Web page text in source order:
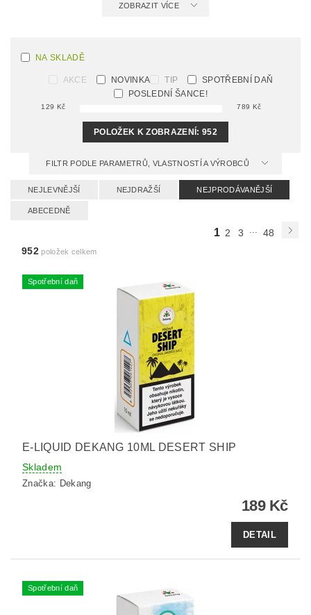
ZOBRAZIT VÍCE
NA SKLADĚ
AKCE NOVINKA TIP
SPOTŘEBNÍ DAŇ
POSLEDNÍ ŠANCE!
129 Kč 789 Kč
POLOŽEK K ZOBRAZENÍ: 952
FILTR PODLE PARAMETRŮ, VLASTNOSTÍ A VÝROBCŮ
NEJLEVNĚJŠÍ NEJDRAŽŠÍ NEJPRODÁVANĚJŠÍ
ABECEDNĚ
1 2 3
48
952položek celkem
Spotřební daň
E-LIQUID DEKANG 10ML DESERT SHIP
Skladem
Značka: Dekang
189 Kč
DETAIL
Spotřební daň